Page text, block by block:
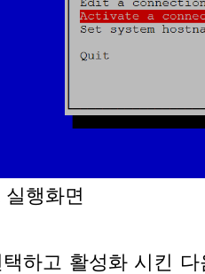
실행화면
택하고 활성화 시킨